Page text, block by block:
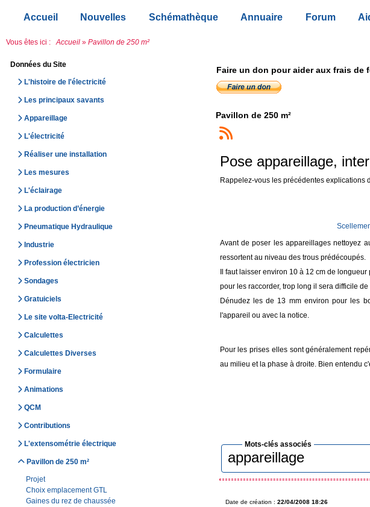
Accueil Nouvelles Schémathèque Annuaire Forum
Vous êtes ici : Accueil » Pavillon de 250 m²
Données du Site
L'histoire de l'électricité
Les principaux savants
Appareillage
L'électricité
Réaliser une installation
Les mesures
L'éclairage
La production d’énergie
Pneumatique Hydraulique
Industrie
Profession électricien
Sondages
Gratuiciels
Le site volta-Electricité
Calculettes
Calculettes Diverses
Formulaire
Animations
QCM
Contributions
L'extensométrie électrique
Pavillon de 250 m²
Projet
Choix emplacement GTL
Gaines du rez de chaussée
Faire un don pour aider aux frais de
Pavillon de 250 m²
Pose appareillage,
Rappelez-vous les précédentes explications
Avant de poser les appareillages nettoyez
ressortent au niveau des trous prédécoupés.
Il faut laisser environ 10 à 12 cm de
pour les raccorder, trop long il sera difficile
Dénudez les de 13 mm environ pour les
l'appareil ou avec la notice.
Pour les prises elles sont généralement
au milieu et la phase à droite. Bien entendu
Mots-clés associés
appareillage
Date de création : 22/04/2008 18:26